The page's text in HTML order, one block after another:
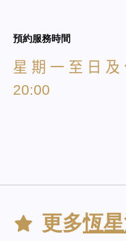
預約服務時間
星 期 一 至 日 及
20:00
更多恆